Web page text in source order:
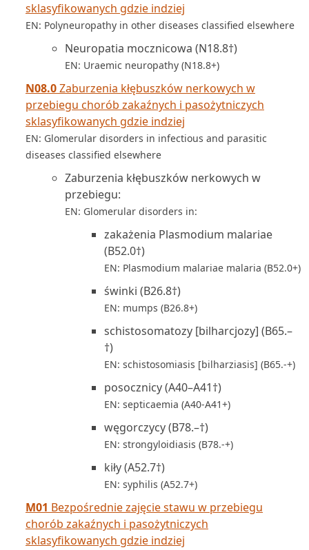
sklasyfikowanych gdzie indziej
EN: Polyneuropathy in other diseases classified elsewhere
Neuropatia mocznicowa (N18.8†)
EN: Uraemic neuropathy (N18.8+)
N08.0Zaburzenia kłębuszków nerkowych w
przebiegu chorób zakaźnych i pasożytniczych
sklasyfikowanych gdzie indziej
EN: Glomerular disorders in infectious and parasitic
diseases classified elsewhere
Zaburzenia kłębuszków nerkowych w
przebiegu:
EN: Glomerular disorders in:
zakażenia Plasmodium malariae
(B52.0†)
EN: Plasmodium malariae malaria (B52.0+)
świnki (B26.8†)
EN: mumps (B26.8+)
schistosomatozy [bilharcjozy] (B65.–
†)
EN: schistosomiasis [bilharziasis] (B65.-+)
posocznicy (A40–A41†)
EN: septicaemia (A40-A41+)
węgorczycy (B78.–†)
EN: strongyloidiasis (B78.-+)
kiły (A52.7†)
EN: syphilis (A52.7+)
M01 Bezpośrednie zajęcie stawu w przebiegu
chorób zakaźnych i pasożytniczych
sklasyfikowanych gdzie indziej